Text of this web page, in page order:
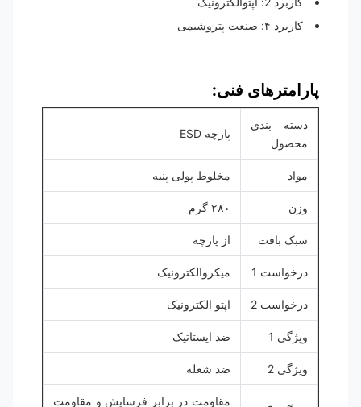
کاربرد ۴: صنعت پتروشیمی
پارامترهای فنی:
دسته بندی
محصول
پارچه ESD
مواد مخلوط پولی پنبه
وزن ۲۸۰ گرم
سبک بافت از پارچه
درخواست 1 میکروالکترونیک
درخواست 2 اپتو الکترونیک
ویژگی 1 ضد ایستاتیک
ویژگی 2 ضد شعله
مقاومت در برابر فرسایش و مقاومت